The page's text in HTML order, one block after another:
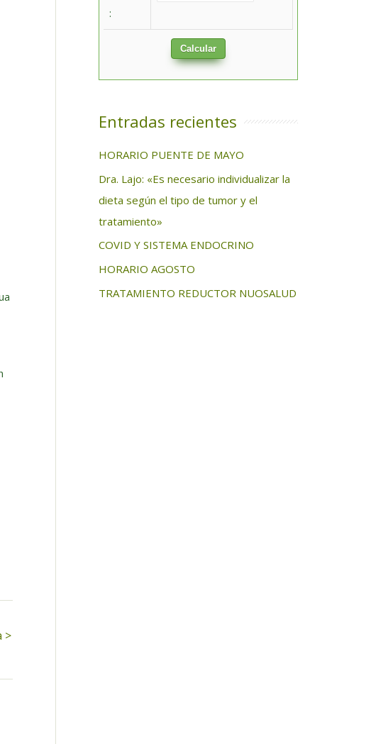
>
:
Calcular
Entradas recientes
HORARIO PUENTE DE MAYO
Dra. Lajo: «Es necesario individualizar la
dieta según el tipo de tumor y el
tratamiento»
COVID Y SISTEMA ENDOCRINO
HORARIO AGOSTO
TRATAMIENTO REDUCTOR NUOSALUD